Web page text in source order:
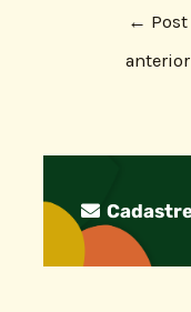
← Post
anterior